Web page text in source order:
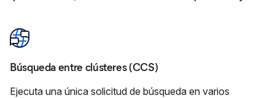
Búsqueda entre clústeres (CCS)
Ejecuta una única solicitud de búsqueda en varios